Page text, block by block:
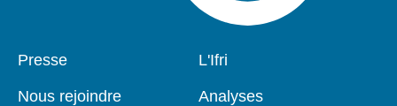
Pied
Presse
Nous rejoindre
Navigation
L'Ifri
Analyses